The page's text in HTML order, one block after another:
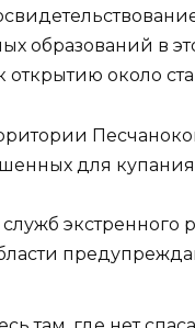
образований в
открытию около
для купания
экстренного